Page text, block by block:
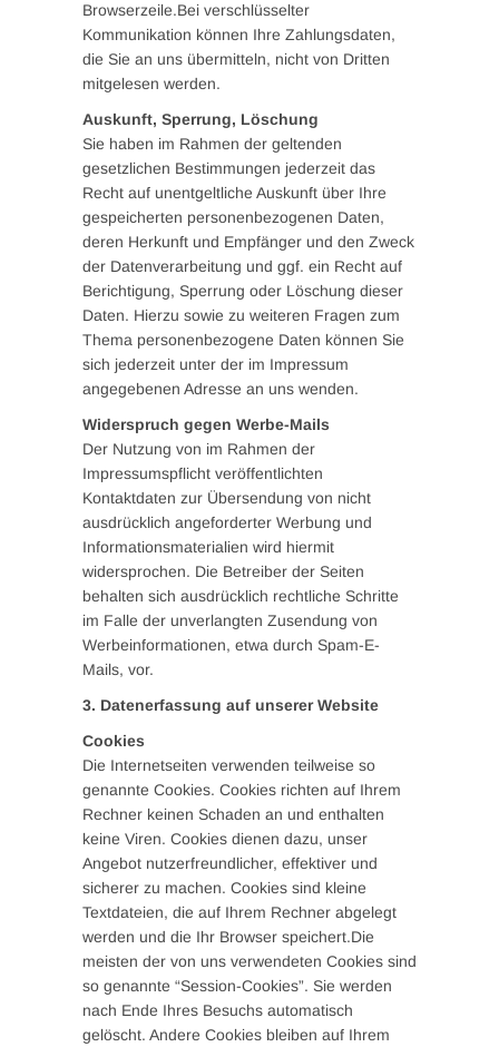
Browserzeile.Bei verschlüsselter
Kommunikation können Ihre Zahlungsdaten,
die Sie an uns übermitteln, nicht von Dritten
mitgelesen werden.
Auskunft, Sperrung, Löschung
Sie haben im Rahmen der geltenden
gesetzlichen Bestimmungen jederzeit das
Recht auf unentgeltliche Auskunft über Ihre
gespeicherten personenbezogenen Daten,
deren Herkunft und Empfänger und den Zweck
der Datenverarbeitung und ggf. ein Recht auf
Berichtigung, Sperrung oder Löschung dieser
Daten. Hierzu sowie zu weiteren Fragen zum
Thema personenbezogene Daten können Sie
sich jederzeit unter der im Impressum
angegebenen Adresse an uns wenden.
Widerspruch gegen Werbe-Mails
Der Nutzung von im Rahmen der
Impressumspflicht veröffentlichten
Kontaktdaten zur Übersendung von nicht
ausdrücklich angeforderter Werbung und
Informationsmaterialien wird hiermit
widersprochen. Die Betreiber der Seiten
behalten sich ausdrücklich rechtliche Schritte
im Falle der unverlangten Zusendung von
Werbeinformationen, etwa durch Spam-E-
Mails, vor.
3. Datenerfassung auf unserer Website
Cookies
Die Internetseiten verwenden teilweise so
genannte Cookies. Cookies richten auf Ihrem
Rechner keinen Schaden an und enthalten
keine Viren. Cookies dienen dazu, unser
Angebot nutzerfreundlicher, effektiver und
sicherer zu machen. Cookies sind kleine
Textdateien, die auf Ihrem Rechner abgelegt
werden und die Ihr Browser speichert.Die
meisten der von uns verwendeten Cookies sind
so genannte “Session-Cookies”. Sie werden
nach Ende Ihres Besuchs automatisch
gelöscht. Andere Cookies bleiben auf Ihrem